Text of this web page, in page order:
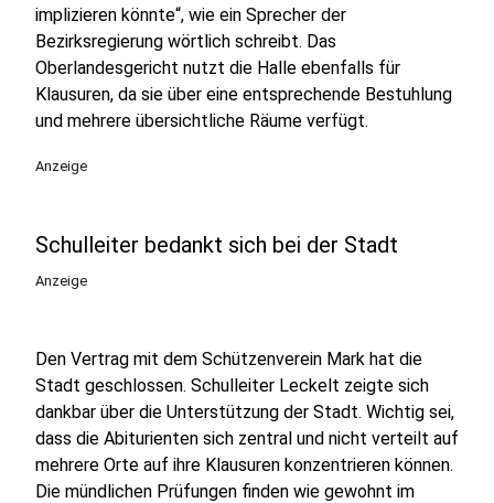
implizieren könnte“, wie ein Sprecher der
Bezirksregierung wörtlich schreibt. Das
Oberlandesgericht nutzt die Halle ebenfalls für
Klausuren, da sie über eine entsprechende Bestuhlung
und mehrere übersichtliche Räume verfügt.
Anzeige
Schulleiter bedankt sich bei der Stadt
Anzeige
Den Vertrag mit dem Schützenverein Mark hat die
Stadt geschlossen. Schulleiter Leckelt zeigte sich
dankbar über die Unterstützung der Stadt. Wichtig sei,
dass die Abiturienten sich zentral und nicht verteilt auf
mehrere Orte auf ihre Klausuren konzentrieren können.
Die mündlichen Prüfungen finden wie gewohnt im